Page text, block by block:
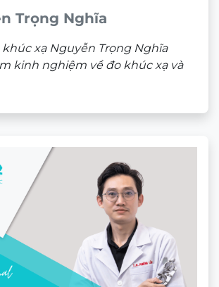
Trọng Nghĩa
xạ Nguyễn Trọng Nghĩa
kinh nghiệm về đo khúc xạ và